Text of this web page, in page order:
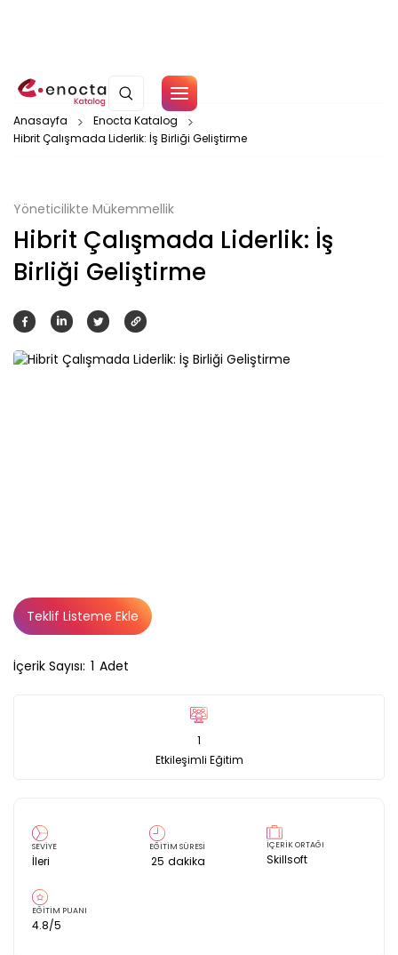
Çerez Politikamız
Anasayfa
Enocta Katalog
Hibrit Çalışmada Liderlik: İş Birliği Geliştirme
Yöneticilikte Mükemmellik
Hibrit Çalışmada Liderlik: İş
Birliği Geliştirme
İçerik Sayısı: 1 Adet
1
Etkileşimli Eğitim
SEVİYE
İleri
EĞİTİM SÜRESİ
25 dakika
İÇERİK ORTAĞI
Skillsoft
EĞİTİM PUANI
4.8/5
Teklif Listeme Ekle